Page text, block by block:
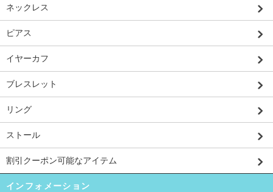
ネックレス
ピアス
イヤーカフ
ブレスレット
リング
ストール
割引クーポン可能なアイテム
インフォメーション